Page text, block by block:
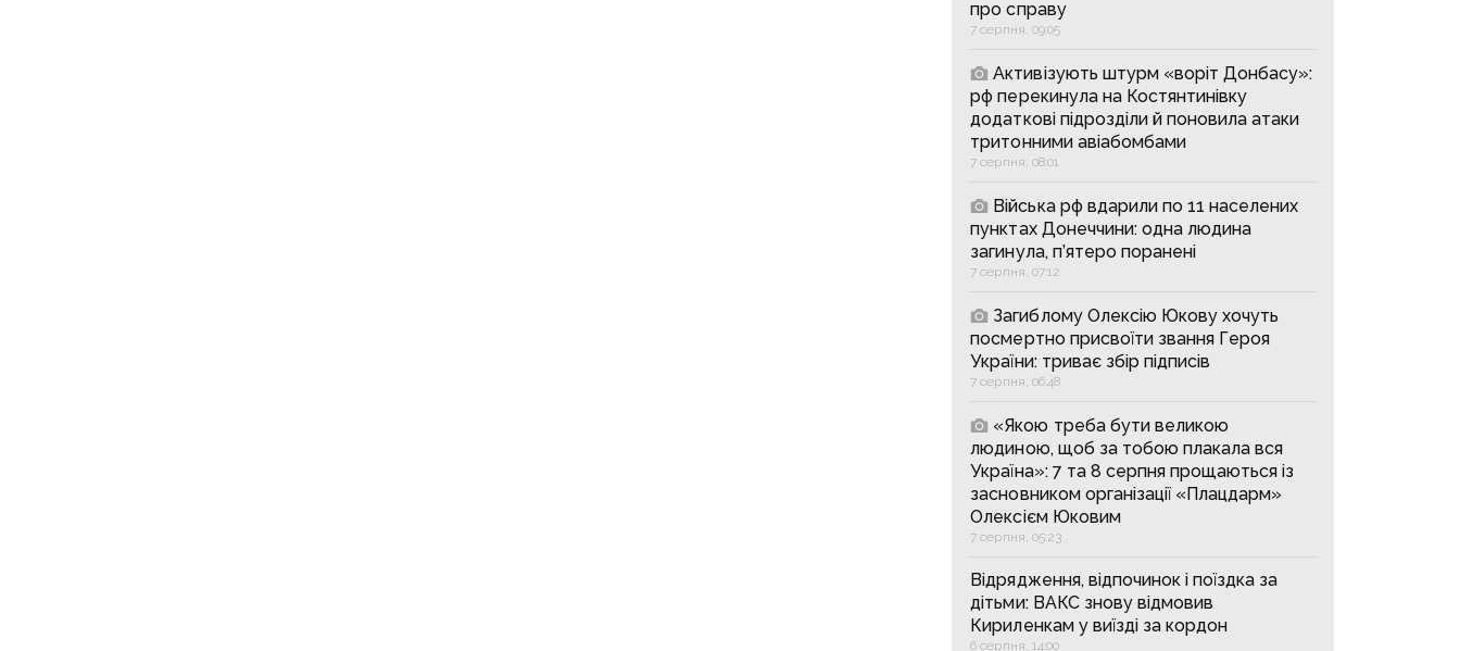
про справу
7 серпня, 09:05
Активізують штурм «воріт Донбасу»:
рф перекинула на Костянтинівку
додаткові підрозділи й поновила атаки
тритонними авіабомбами
7 серпня, 08:01
Війська рф вдарили по 11 населених
пунктах Донеччини: одна людина
загинула, п’ятеро поранені
7 серпня, 07:12
Загиблому Олексію Юкову хочуть
посмертно присвоїти звання Героя
України: триває збір підписів
7 серпня, 06:48
«Якою треба бути великою
людиною, щоб за тобою плакала вся
Україна»: 7 та 8 серпня прощаються із
засновником організації «Плацдарм»
Олексієм Юковим
7 серпня, 05:23
Відрядження, відпочинок і поїздка за
дітьми: ВАКС знову відмовив
Кириленкам у виїзді за кордон
6 серпня, 14:00